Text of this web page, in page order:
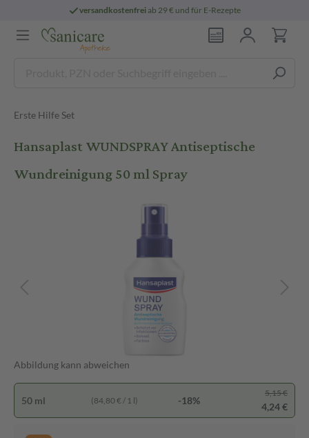
versandkostenfreiab 29 € und für E-Rezepte
Erste Hilfe Set
Hansaplast WUNDSPRAY Antiseptische
Wundreinigung 50 ml Spray
Abbildung kann abweichen
50 ml (84,80 € / 1 l) -18%
5,15 €
4,24 €